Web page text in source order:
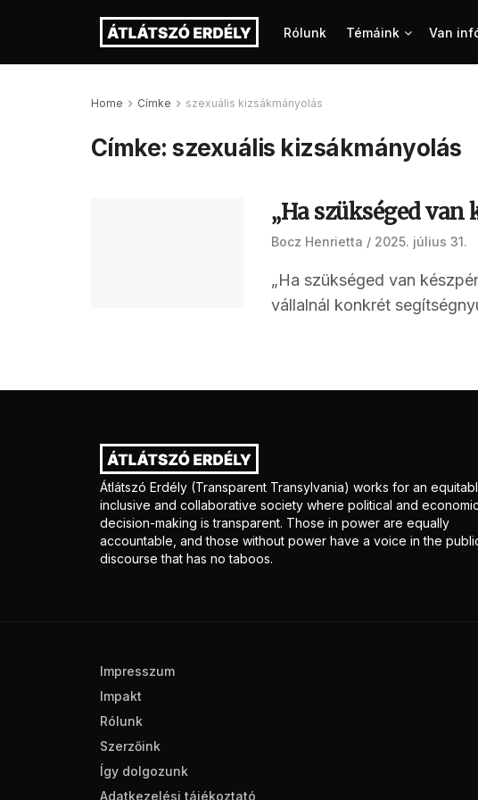
Rólunk Témáink Van
Home Címke szexuális kizsákmányolás
Címke:szexuális kizsákmányolás
„Ha szükséged
Bocz Henrietta 2025. július 31.
„Ha szükséged van
vállalnál konkrét
Átlátszó Erdély (Transparent Transylvania) works for an
inclusive and collaborative society where political and economic
decision-making is transparent. Those in power are equally
accountable, and those without power have a voice in the
discourse that has no taboos.
Impresszum
Impakt
Rólunk
Szerzőink
Így dolgozunk
Adatkezelési tájékoztató